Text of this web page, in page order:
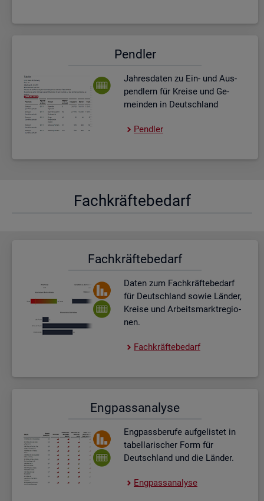
Pend­ler
Jah­res­da­ten zu Ein- und Aus­
pend­lern für Krei­se und Ge­
mein­den in Deutsch­land
Pend­ler
Fach­kräf­te­be­darf
Fach­kräf­te­be­darf
Daten zum Fach­kräf­te­be­darf
für Deutsch­land sowie Län­der,
Krei­se und Ar­beits­markt­re­gio­
nen.
Fach­kräf­te­be­darf
Eng­pass­ana­ly­se
Eng­pass­be­ru­fe auf­ge­lis­tet in
ta­bel­la­ri­scher Form für
Deutsch­land und die Län­der.
Eng­pass­ana­ly­se